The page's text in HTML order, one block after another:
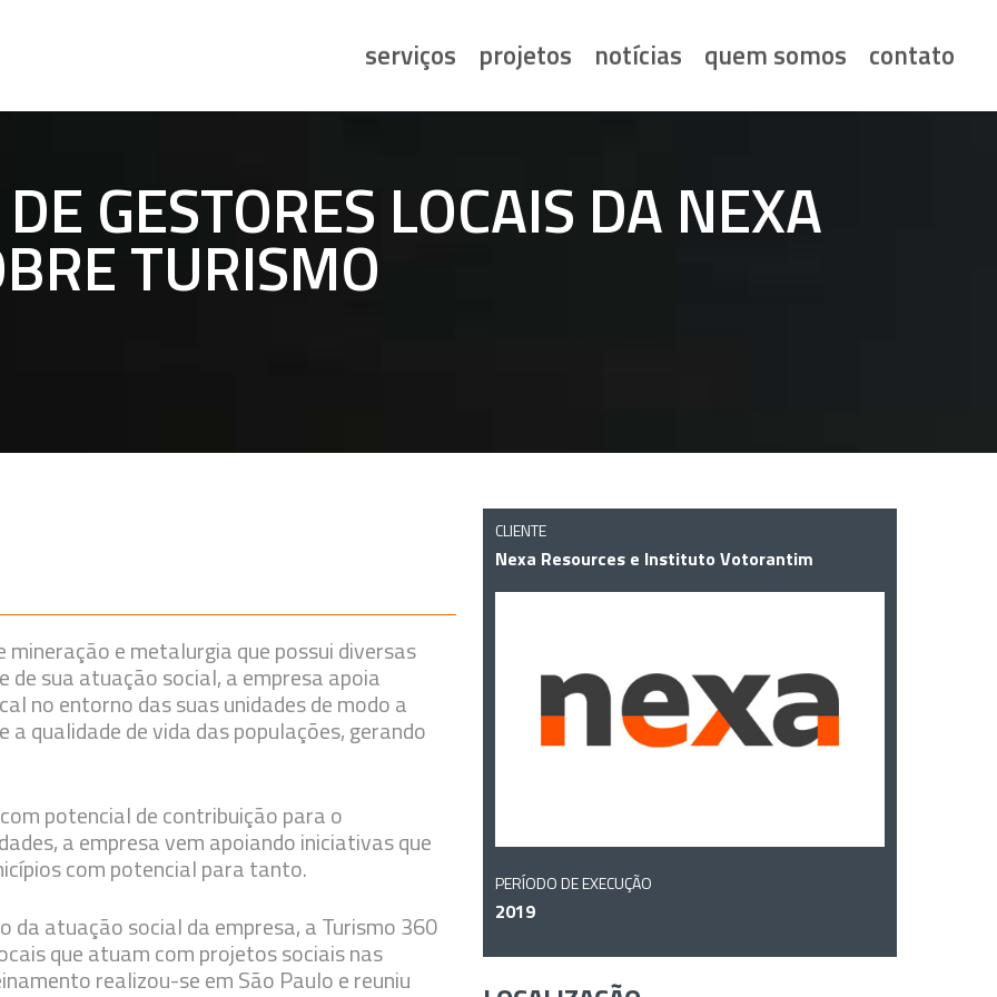
serviços projetos notícias quem somos contato
GESTORES LOCAIS DA NEXA
TURISMO
e metalurgia que possui diversas
de sua atuação social, a empresa apoia
no entorno das suas unidades de modo a
qualidade de vida das populações, gerando
potencial de contribuição para o
a empresa vem apoiando iniciativas que
com potencial para tanto.
atuação social da empresa, a Turismo 360
que atuam com projetos sociais nas
realizou-se em São Paulo e reuniu
CLIENTE
Nexa Resources e Instituto Votorantim
PERÍODO DE EXECUÇÃO
2019